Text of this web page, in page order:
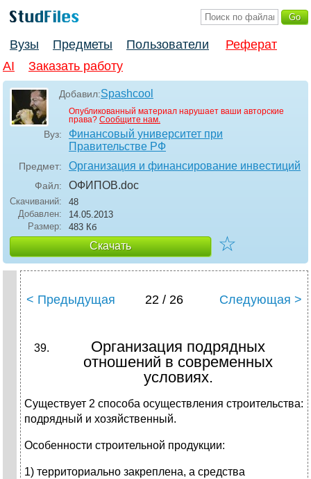
Вузы Предметы Пользователи
Реферат
AI
Заказать работу
Добавил:Spashcool
Опубликованный материал нарушает ваши авторские
права? Сообщите нам.
Вуз:
Финансовый университет при
Правительстве РФ
Предмет: Организация и финансирование инвестиций
Файл: ОФИПОВ.doc
Скачиваний:
48
Добавлен:
14.05.2013
Размер:
483 Кб
Скачать ☆
< Предыдущая 22 / 26 Следующая >
Организация подрядных
отношений в современных
условиях.
Существует 2 способа осуществления строительства:
подрядный и хозяйственный.
Особенности строительной продукции:
1) территориально закреплена, а средства